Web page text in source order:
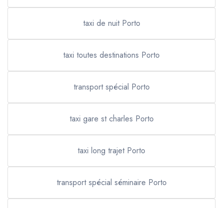
taxi de nuit Porto
taxi toutes destinations Porto
transport spécial Porto
taxi gare st charles Porto
taxi long trajet Porto
transport spécial séminaire Porto